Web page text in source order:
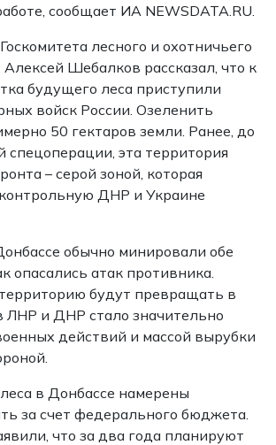
сообщает ИА NEWSDATA.RU.
лесного и охотничьего
Шебалков рассказал, что к
будущего леса приступили
войск России. Озеленить
50 гектаров земли. Ранее, до
спецоперации, эта территория
– серой зоной, которая
ДНР и Украине
обычно минировали обе
опасались атак противника.
будут превращать в
ЛНР и ДНР стало значительно
действий и массой вырубки
в Донбассе намерены
за счет федерального бюджета.
что за два года планируют